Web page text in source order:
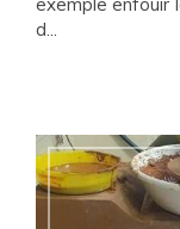
d...